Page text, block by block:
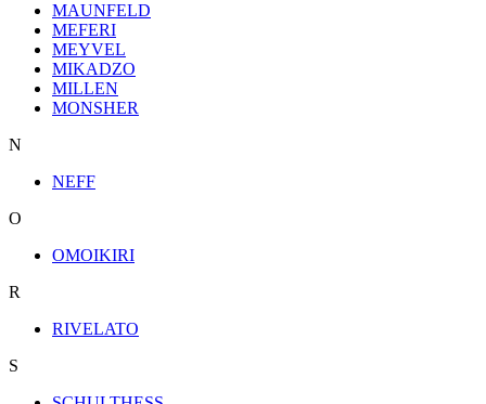
MAUNFELD
MEFERI
MEYVEL
MIKADZO
MILLEN
MONSHER
N
NEFF
O
OMOIKIRI
R
RIVELATO
S